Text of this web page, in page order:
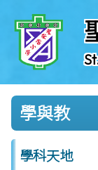
學與教
學科天地